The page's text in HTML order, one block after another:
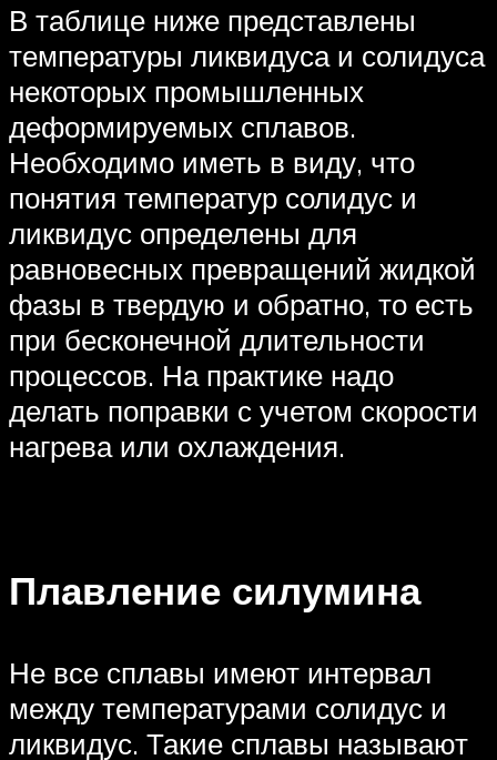
В таблице ниже представлены
температуры ликвидуса и солидуса
некоторых промышленных
деформируемых сплавов.
Необходимо иметь в виду, что
понятия температур солидус и
ликвидус определены для
равновесных превращений жидкой
фазы в твердую и обратно, то есть
при бесконечной длительности
процессов. На практике надо
делать поправки с учетом скорости
нагрева или охлаждения.
Плавление силумина
Не все сплавы имеют интервал
между температурами солидус и
ликвидус. Такие сплавы называют